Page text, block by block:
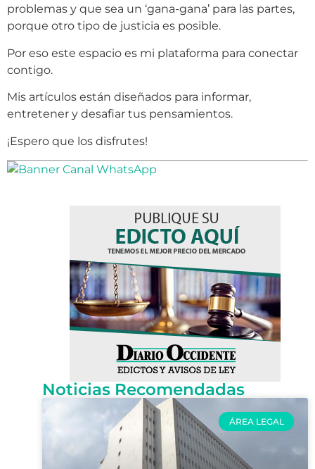
problemas y que sea un ‘gana-gana’ para las partes,
porque otro tipo de justicia es posible.
Por eso este espacio es mi plataforma para conectar
contigo.
Mis artículos están diseñados para informar,
entretener y desafiar tus pensamientos.
¡Espero que los disfrutes!
Noticias Recomendadas
ÁREA LEGAL